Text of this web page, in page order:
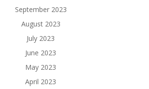
September 2023
August 2023
July 2023
June 2023
May 2023
April 2023